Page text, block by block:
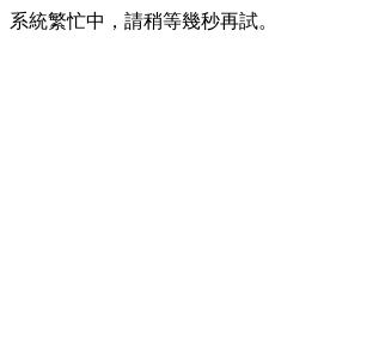
系統繁忙中，請稍等幾秒再試。